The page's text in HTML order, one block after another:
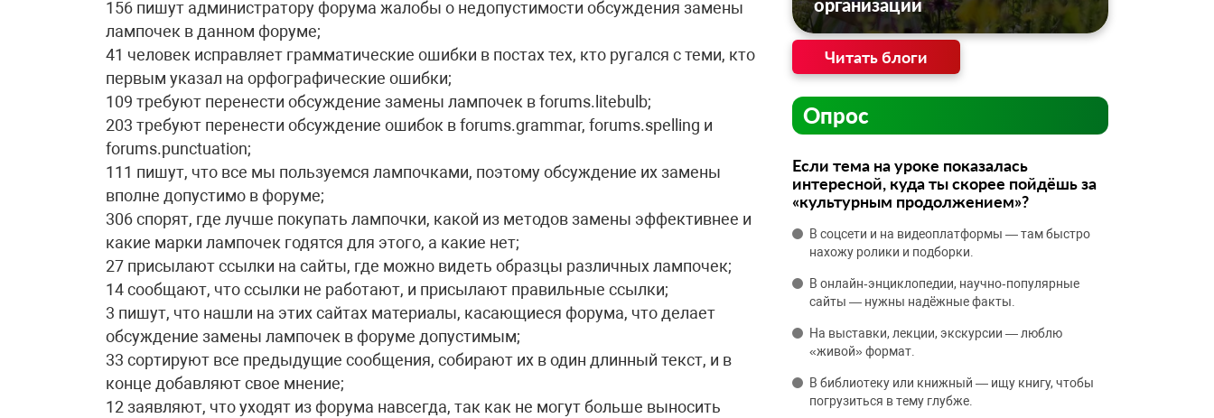
156 пишут администратору форума жалобы о недопустимости обсуждения замены
лампочек в данном форуме;
41 человек исправляет грамматические ошибки в постах тех, кто ругался с теми, кто
первым указал на орфографические ошибки;
109 требуют перенести обсуждение замены лампочек в forums.litebulb;
203 требуют перенести обсуждение ошибок в forums.grammar, forums.spelling и
forums.punctuation;
111 пишут, что все мы пользуемся лампочками, поэтому обсуждение их замены
вполне допустимо в форуме;
306 спорят, где лучше покупать лампочки, какой из методов замены эффективнее и
какие марки лампочек годятся для этого, а какие нет;
27 присылают ссылки на сайты, где можно видеть образцы различных лампочек;
14 сообщают, что ссылки не работают, и присылают правильные ссылки;
3 пишут, что нашли на этих сайтах материалы, касающиеся форума, что делает
обсуждение замены лампочек в форуме допустимым;
33 сортируют все предыдущие сообщения, собирают их в один длинный текст, и в
конце добавляют свое мнение;
12 заявляют, что уходят из форума навсегда, так как не могут больше выносить
организации
Читать блоги
Опрос
Если тема на уроке показалась
интересной, куда ты скорее пойдёшь за
«культурным продолжением»?
В соцсети и на видеоплатформы — там быстро
нахожу ролики и подборки.
В онлайн‑энциклопедии, научно‑популярные
сайты — нужны надёжные факты.
На выставки, лекции, экскурсии — люблю
«живой» формат.
В библиотеку или книжный — ищу книгу, чтобы
погрузиться в тему глубже.